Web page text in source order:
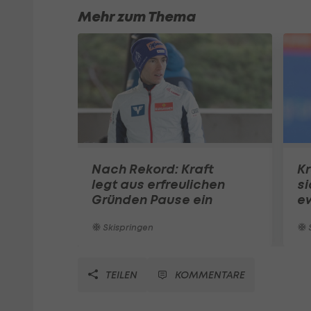
Mehr zum Thema
Nach Rekord: Kraft
legt aus erfreulichen
Gründen Pause ein
Skispringen
TEILEN KOMMENTARE